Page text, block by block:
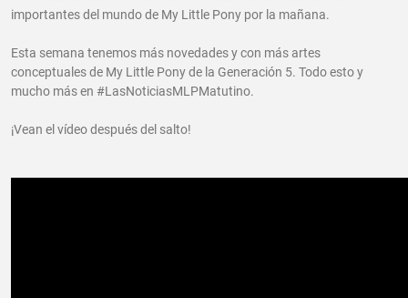
importantes del mundo de My Little Pony por la mañana.
Esta semana tenemos más novedades y con más artes
conceptuales de My Little Pony de la Generación 5. Todo esto y
mucho más en #LasNoticiasMLPMatutino.
¡Vean el vídeo después del salto!